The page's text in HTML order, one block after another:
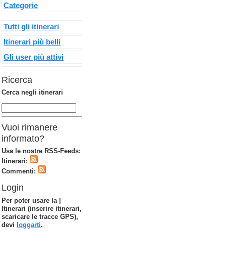
Categorie
Tutti gli itinerari
Itinerari più belli
Gli user più attivi
Ricerca
Cerca negli itinerari
Vuoi rimanere
informato?
Usa le nostre RSS-Feeds:
Itinerari:
Commenti:
Login
Per poter usare la |
Itinerari (inserire itinerari,
scaricare le tracce GPS),
devi loggarti.